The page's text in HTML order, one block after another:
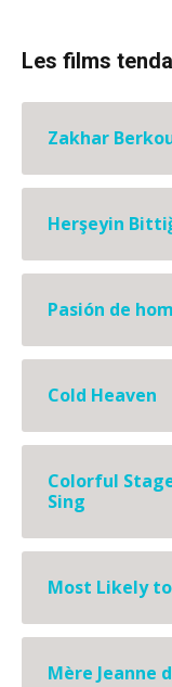
Les films
Zakhar
Herşeyin
Pasión de
Cold Heaven
Colorful
Sing
Most Likely
Mère Jeanne